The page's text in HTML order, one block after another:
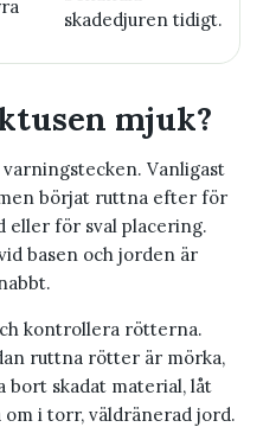
skadedjuren tidigt.
mjuk?
Vanligast
börjat ruttna efter för
eller för sval placering.
basen och jorden är
kontrollera rötterna.
ruttna rötter är mörka,
bort skadat material, låt
i torr, väldränerad jord.